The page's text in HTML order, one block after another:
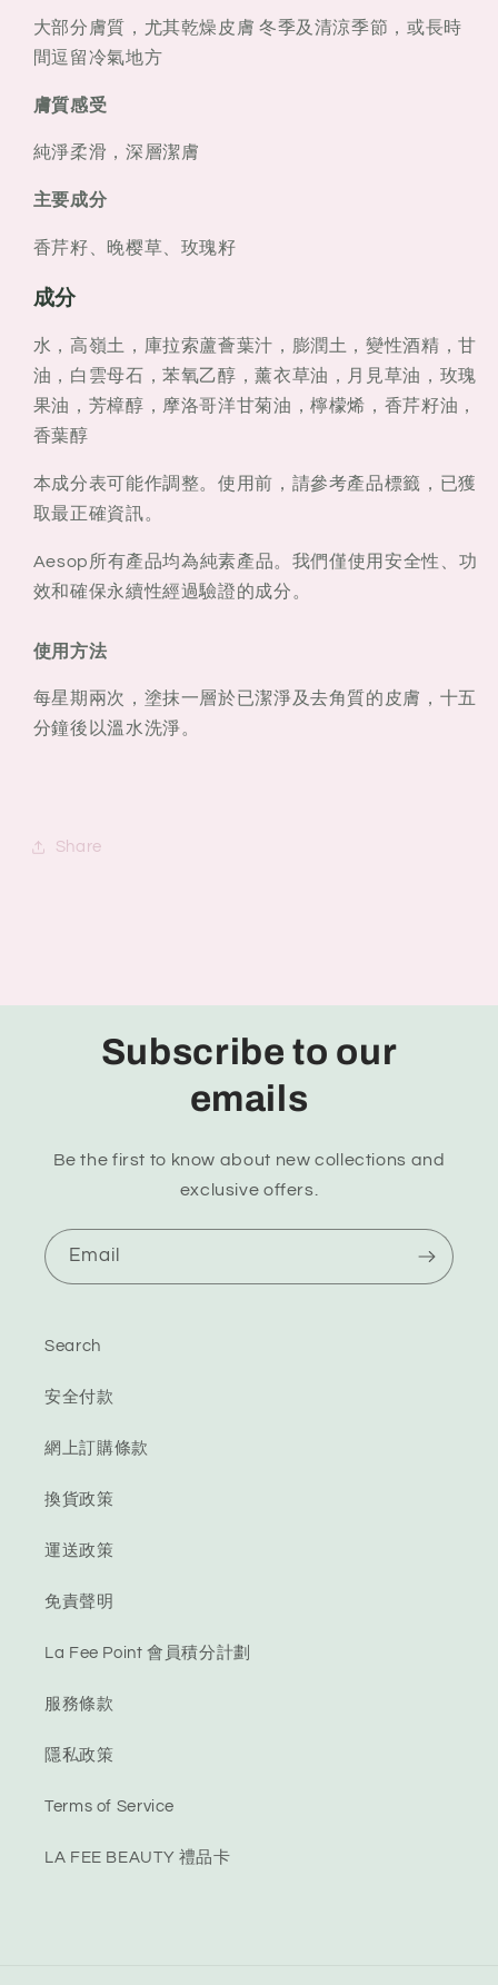
膜
60ml
膜
大部分膚質，尤其乾燥皮膚 冬季及清涼季節，或長時
間逗留冷氣地方
膚質感受
純淨柔滑，深層潔膚
主要成分
香芹籽、晚樱草、玫瑰籽
成分
水，高嶺土，庫拉索蘆薈葉汁，膨潤土，變性酒精，甘
油，白雲母石，苯氧乙醇，薰衣草油，月見草油，玫瑰
果油，芳樟醇，摩洛哥洋甘菊油，檸檬烯，香芹籽油，
香葉醇
本成分表可能作調整。使用前，請參考產品標籤，已獲
取最正確資訊。
Aesop所有產品均為純素產品。我們僅使用安全性、功
效和確保永續性經過驗證的成分。
使用方法
每星期兩次，塗抹一層於已潔淨及去角質的皮膚，十五
分鐘後以溫水洗淨。
Share
Subscribe to our
emails
Be the first to know about new collections and
exclusive offers.
Email
Search
安全付款
網上訂購條款
換貨政策
運送政策
免責聲明
La Fee Point 會員積分計劃
服務條款
隱私政策
Terms of Service
LA FEE BEAUTY 禮品卡